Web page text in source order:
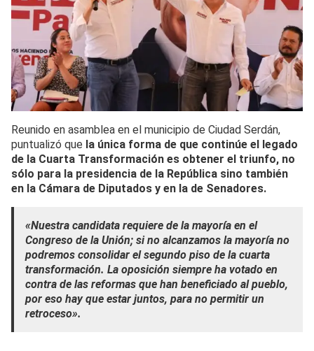
Reunido en asamblea en el municipio de Ciudad Serdán,
puntualizó que la única forma de que continúe el legado
de la Cuarta Transformación es obtener el triunfo, no
sólo para la presidencia de la República sino también
en la Cámara de Diputados y en la de Senadores.
«Nuestra candidata requiere de la mayoría en el
Congreso de la Unión; si no alcanzamos la mayoría no
podremos consolidar el segundo piso de la cuarta
transformación. La oposición siempre ha votado en
contra de las reformas que han beneficiado al pueblo,
por eso hay que estar juntos, para no permitir un
retroceso».